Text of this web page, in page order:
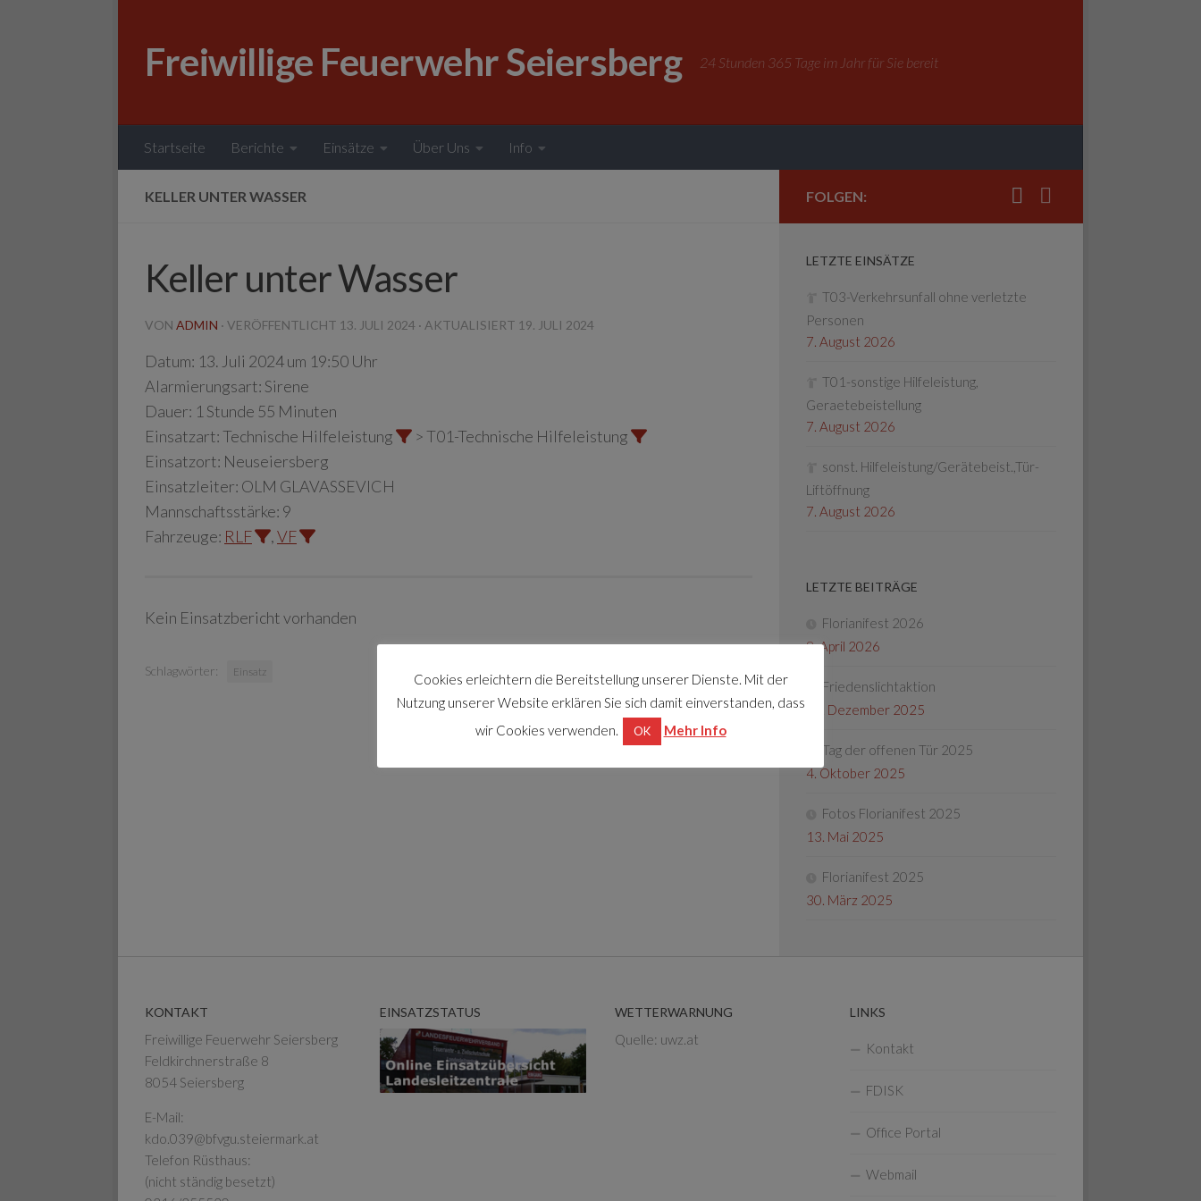
Freiwillige Feuerwehr Seiersberg 24 Stunden 365 Tage im Jahr für Sie bereit
Startseite Berichte Einsätze Über Uns Info
KELLER UNTER WASSER
Keller unter Wasser
VON ADMIN · VERÖFFENTLICHT 13. JULI 2024 · AKTUALISIERT 19. JULI 2024
Datum: 13. Juli 2024 um 19:50 Uhr
Alarmierungsart: Sirene
Dauer: 1 Stunde 55 Minuten
Einsatzart:Technische Hilfeleistung
> T01-Technische Hilfeleistung
Einsatzort: Neuseiersberg
Einsatzleiter: OLM GLAVASSEVICH
Mannschaftsstärke: 9
Fahrzeuge: RLF ,VF
Kein Einsatzbericht vorhanden
Schlagwörter: Einsatz
FOLGEN:
LETZTE EINSÄTZE
T03-Verkehrsunfall ohne verletzte
Personen
7. August 2026
T01-sonstige Hilfeleistung,
Geraetebeistellung
7. August 2026
sonst. Hilfeleistung/Gerätebeist.,Tür-
Liftöffnung
7. August 2026
LETZTE BEITRÄGE
Florianifest 2026
8. April 2026
Friedenslichtaktion
22. Dezember 2025
Tag der offenen Tür 2025
4. Oktober 2025
Fotos Florianifest 2025
13. Mai 2025
Florianifest 2025
30. März 2025
KONTAKT
Freiwillige Feuerwehr Seiersberg
Feldkirchnerstraße 8
8054 Seiersberg
E-Mail:
kdo.039@bfvgu.steiermark.at
Telefon Rüsthaus:
(nicht ständig besetzt)
EINSATZSTATUS WETTERWARNUNG
Quelle: uwz.at
LINKS
Kontakt
FDISK
Office Portal
Webmail
Cookies erleichtern die Bereitstellung unserer Dienste. Mit der
Nutzung unserer Website erklären Sie sich damit einverstanden, dass
wir Cookies verwenden.
OK Mehr Info